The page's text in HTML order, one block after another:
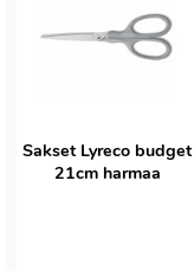
Sakset Lyreco budget
21cm harmaa